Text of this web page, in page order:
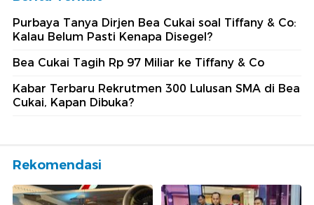
Purbaya Tanya Dirjen Bea Cukai soal Tiffany & Co:
Kalau Belum Pasti Kenapa Disegel?
Bea Cukai Tagih Rp 97 Miliar ke Tiffany & Co
Kabar Terbaru Rekrutmen 300 Lulusan SMA di Bea
Cukai, Kapan Dibuka?
Rekomendasi